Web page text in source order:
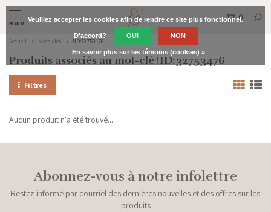
MENU
0
Accueil Mots-clés !ID:32753476
Produits associés au mot-clé !ID:32753476
Filtres
Aucun produit n'a été trouvé...
Abonnez-vous à notre infolettre
Restez informé par courriel des dernières nouvelles et des offres sur les
produits
Veuillez accepter les cookies afin de rendre ce site plus fonctionnel.
D'accord? OUI NON
En savoir plus sur les témoins (cookies) »